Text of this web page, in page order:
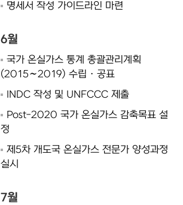
명세서 작성 가이드라인 마련
6월
국가 온실가스 통계 총괄관리계획
(2015∼2019) 수립 · 공표
INDC 작성 및 UNFCCC 제출
Post-2020 국가 온실가스 감축목표 설
정
제5차 개도국 온실가스 전문가 양성과정
실시
7월